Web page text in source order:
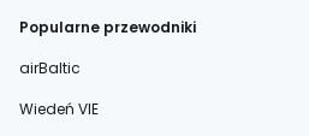
Popularne przewodniki
airBaltic
Wiedeń VIE